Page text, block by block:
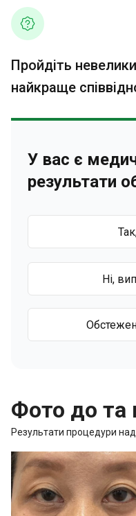
Пройдіть
найкраще
У вас є
результати
Ні,
Фото до та
Результати процедури